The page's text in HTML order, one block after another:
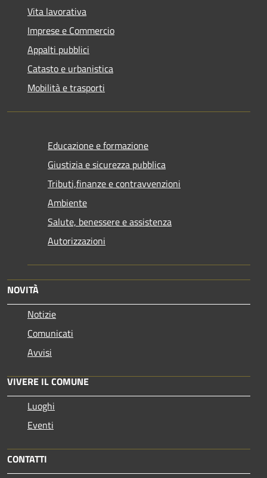
Vita lavorativa
Imprese e Commercio
Appalti pubblici
Catasto e urbanistica
Mobilità e trasporti
Educazione e formazione
Giustizia e sicurezza pubblica
Tributi,finanze e contravvenzioni
Ambiente
Salute, benessere e assistenza
Autorizzazioni
NOVITÀ
Notizie
Comunicati
Avvisi
VIVERE IL COMUNE
Luoghi
Eventi
CONTATTI